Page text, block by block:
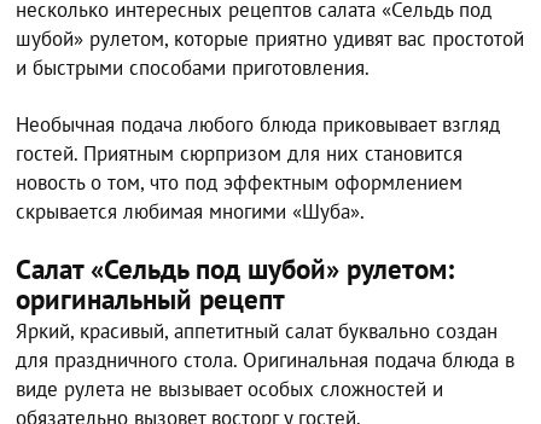
несколько интересных рецептов салата «Сельдь под
шубой» рулетом, которые приятно удивят вас простотой
и быстрыми способами приготовления.
Необычная подача любого блюда приковывает взгляд
гостей. Приятным сюрпризом для них становится
новость о том, что под эффектным оформлением
скрывается любимая многими «Шуба».
Салат «Сельдь под шубой» рулетом:
оригинальный рецепт
Яркий, красивый, аппетитный салат буквально создан
для праздничного стола. Оригинальная подача блюда в
виде рулета не вызывает особых сложностей и
обязательно вызовет восторг у гостей.